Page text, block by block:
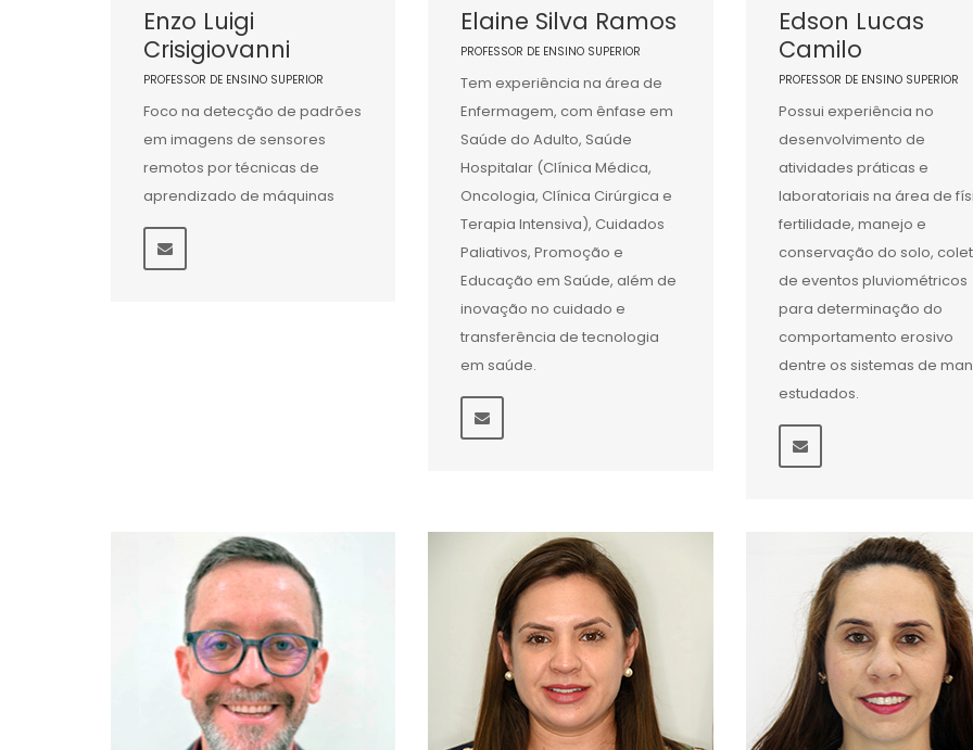
Enzo Luigi
Crisigiovanni
PROFESSOR DE ENSINO SUPERIOR
Foco na detecção de padrões
em imagens de sensores
remotos por técnicas de
aprendizado de máquinas
Elaine Silva Ramos
PROFESSOR DE ENSINO SUPERIOR
Tem experiência na área de
Enfermagem, com ênfase em
Saúde do Adulto, Saúde
Hospitalar (Clínica Médica,
Oncologia, Clínica Cirúrgica e
Terapia Intensiva), Cuidados
Paliativos, Promoção e
Educação em Saúde, além de
inovação no cuidado e
transferência de tecnologia
em saúde.
Edson Lucas
Camilo
PROFESSOR DE ENSINO SUPERIOR
Possui experiência no
desenvolvimento de
atividades práticas e
laboratoriais na área de
fertilidade, manejo e
conservação do solo,
de eventos pluviométricos
para determinação do
comportamento erosivo
dentre os sistemas de
estudados.